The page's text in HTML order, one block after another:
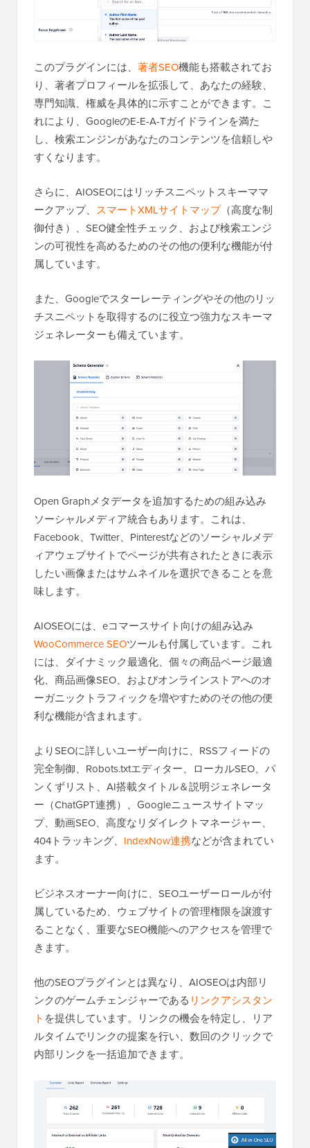
このプラグインには、 著者SEO機能も搭載されてお
り、著者プロフィールを拡張して、あなたの経験、
専門知識、権威を具体的に示すことができます。こ
れにより、GoogleのE-E-A-Tガイドラインを満た
し、検索エンジンがあなたのコンテンツを信頼しや
すくなります。
さらに、AIOSEOにはリッチスニペットスキーママ
ークアップ、 スマートXMLサイトマップ（高度な制
御付き）、SEO健全性チェック、および検索エンジ
ンの可視性を高めるためのその他の便利な機能が付
属しています。
また、Googleでスターレーティングやその他のリッ
チスニペットを取得するのに役立つ強力なスキーマ
ジェネレーターも備えています。
Open Graphメタデータを追加するための組み込み
ソーシャルメディア統合もあります。これは、
Facebook、Twitter、Pinterestなどのソーシャルメデ
ィアウェブサイトでページが共有されたときに表示
したい画像またはサムネイルを選択できることを意
味します。
AIOSEOには、eコマースサイト向けの組み込み
WooCommerce SEOツールも付属しています。これ
には、ダイナミック最適化、個々の商品ページ最適
化、商品画像SEO、およびオンラインストアへのオ
ーガニックトラフィックを増やすためのその他の便
利な機能が含まれます。
よりSEOに詳しいユーザー向けに、RSSフィードの
完全制御、Robots.txtエディター、ローカルSEO、パ
ンくずリスト、AI搭載タイトル＆説明ジェネレータ
ー（ChatGPT連携）、Googleニュースサイトマッ
プ、動画SEO、高度なリダイレクトマネージャー、
404トラッキング、 IndexNow連携などが含まれてい
ます。
ビジネスオーナー向けに、SEOユーザーロールが付
属しているため、ウェブサイトの管理権限を譲渡す
ることなく、重要なSEO機能へのアクセスを管理で
きます。
他のSEOプラグインとは異なり、AIOSEOは内部リ
ンクのゲームチェンジャーである リンクアシスタン
ト を提供しています。リンクの機会を特定し、リア
ルタイムでリンクの提案を行い、数回のクリックで
内部リンクを一括追加できます。